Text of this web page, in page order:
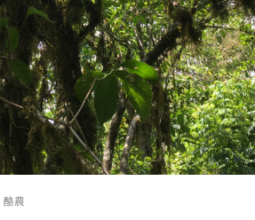
酪農